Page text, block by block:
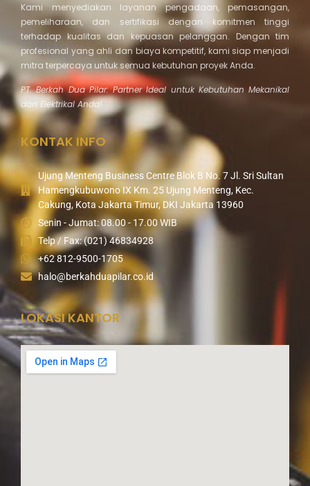
Kami menyediakan layanan pengadaan, pemasangan,
pemeliharaan, dan sertifikasi dengan komitmen tinggi
terhadap kualitas dan kepuasan pelanggan. Dengan tim
profesional yang ahli dan biaya kompetitif, kami siap menjadi
mitra terpercaya untuk semua kebutuhan proyek Anda.
PT. Berkah Dua Pilar: Partner Ideal untuk Kebutuhan Mekanikal
dan Elektrikal Anda!
KONTAK INFO
Ujung Menteng Business Centre Blok B No. 7 Jl. Sri Sultan
Hamengkubuwono IX Km. 25 Ujung Menteng, Kec.
Cakung, Kota Jakarta Timur, DKI Jakarta 13960
Senin - Jumat: 08.00 - 17.00 WIB
Telp / Fax: (021) 46834928
+62 812-9500-1705
halo@berkahduapilar.co.id
LOKASI KANTOR